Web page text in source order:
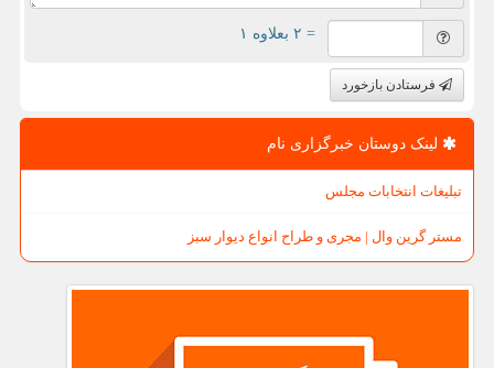
= ۲ بعلاوه ۱
فرستادن بازخورد
لینک دوستان خبرگزاری نام
تبلیغات انتخابات مجلس
مستر گرین وال | مجری و طراح انواع دیوار سبز